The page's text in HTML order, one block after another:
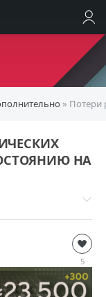
» Потери
НА
5